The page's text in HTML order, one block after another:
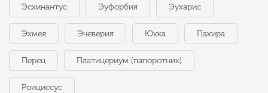
Эсхинантус Эуфорбия Эухарис
Эхмея Эчеверия Юкка Пахира
Перец Платицериум (папоротник)
Роициссус